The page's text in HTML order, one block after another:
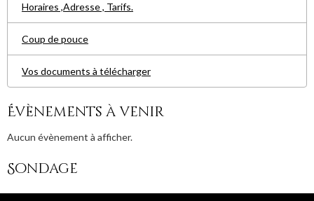
Horaires ,Adresse , Tarifs.
Coup de pouce
Vos documents à télécharger
Évènements à venir
Aucun évènement à afficher.
Sondage